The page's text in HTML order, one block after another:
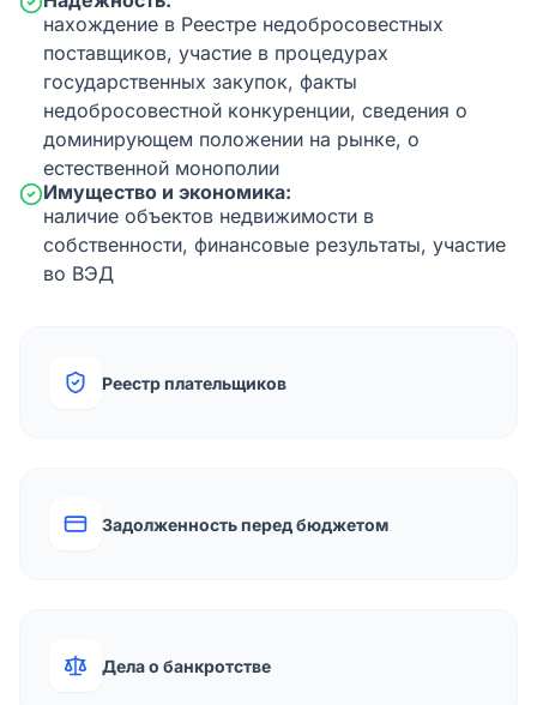
нахождение в Реестре недобросовестных
поставщиков, участие в процедурах
государственных закупок, факты
недобросовестной конкуренции, сведения о
доминирующем положении на рынке, о
естественной монополии
Имущество и экономика:
наличие объектов недвижимости в
собственности, финансовые результаты, участие
во ВЭД
Реестр плательщиков
Задолженность перед бюджетом
Дела о банкротстве